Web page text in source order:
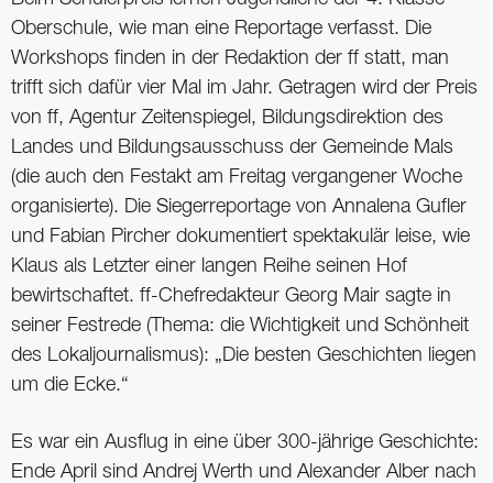
Oberschule, wie man eine Reportage verfasst. Die
Workshops finden in der Redaktion der ff statt, man
trifft sich dafür vier Mal im Jahr. Getragen wird der Preis
von ff, Agentur Zeitenspiegel, Bildungsdirektion des
Landes und Bildungsausschuss der Gemeinde Mals
(die auch den Festakt am Freitag vergangener Woche
organisierte). Die Siegerreportage von Annalena Gufler
und Fabian Pircher dokumentiert spektakulär leise, wie
Klaus als Letzter einer langen Reihe seinen Hof
bewirtschaftet. ff-Chefredakteur Georg Mair sagte in
seiner Festrede (Thema: die Wichtigkeit und Schönheit
des Lokaljournalismus): „Die besten Geschichten liegen
um die Ecke.“
Es war ein Ausflug in eine über 300-jährige Geschichte:
Ende April sind Andrej Werth und Alexander Alber nach